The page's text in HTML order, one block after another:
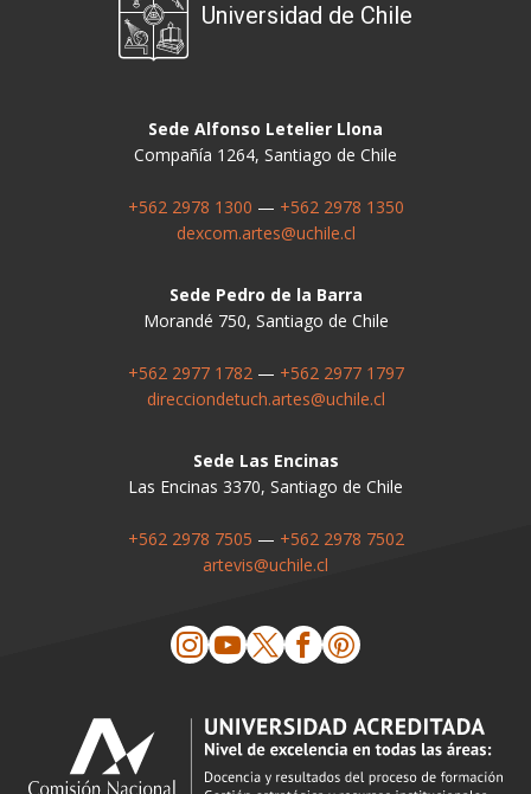
Universidad de Chile
Sede Alfonso Letelier Llona
Compañía 1264, Santiago de Chile
+562 2978 1300 — +562 2978 1350
dexcom.artes@uchile.cl
Sede Pedro de la Barra
Morandé 750, Santiago de Chile
+562 2977 1782— +562 2977 1797
direcciondetuch.artes@uchile.cl
Sede Las Encinas
Las Encinas 3370, Santiago de Chile
+562 2978 7505 — +562 2978 7502
artevis@uchile.cl